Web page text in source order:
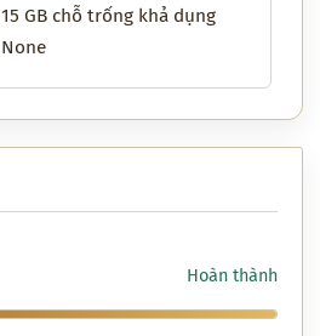
15 GB chỗ trống khả dụng
None
Hoàn thành